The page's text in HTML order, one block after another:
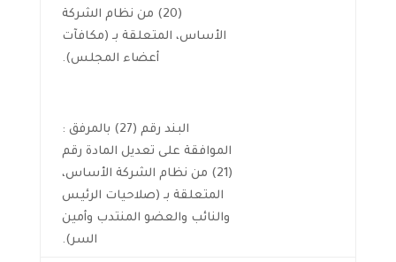
(20) من نظام الشركة
الأساس، المتعلقة بـ (مكافآت
أعضاء المجلس).
البند رقم (27) بالمرفق :
الموافقة على تعديل المادة رقم
(21) من نظام الشركة الأساس،
المتعلقة بـ (صلاحيات الرئيس
والنائب والعضو المنتدب وأمين
السر).